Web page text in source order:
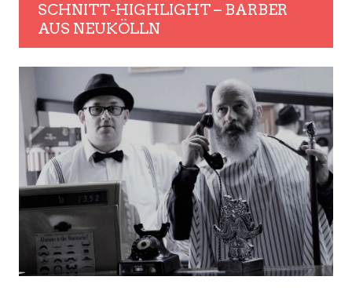
SCHNITT-HIGHLIGHT – BARBER
AUS NEUKÖLLN